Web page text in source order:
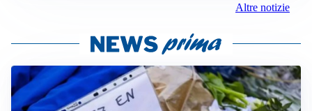
Altre notizie